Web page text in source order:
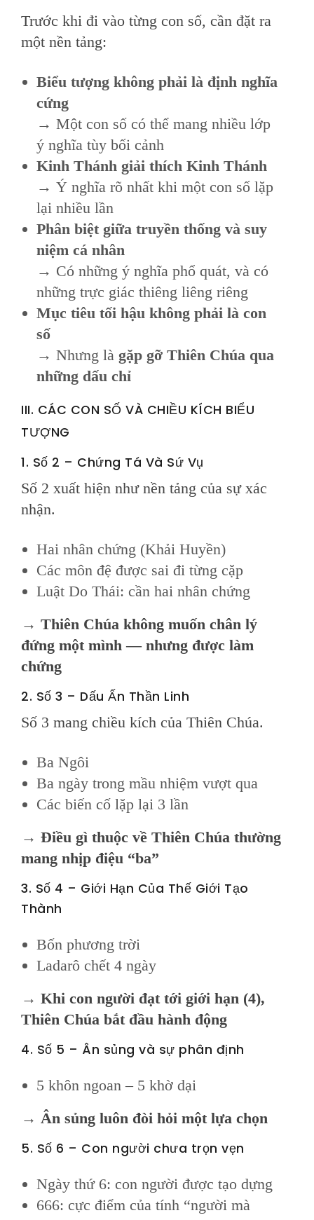
Trước khi đi vào từng con số, cần đặt ra
một nền tảng:
Biểu tượng không phải là định nghĩa
cứng
→ Một con số có thể mang nhiều lớp
ý nghĩa tùy bối cảnh
Kinh Thánh giải thích Kinh Thánh
→ Ý nghĩa rõ nhất khi một con số lặp
lại nhiều lần
Phân biệt giữa truyền thống và suy
niệm cá nhân
→ Có những ý nghĩa phổ quát, và có
những trực giác thiêng liêng riêng
Mục tiêu tối hậu không phải là con
số
→ Nhưng là gặp gỡ Thiên Chúa qua
những dấu chỉ
III. CÁC CON SỐ VÀ CHIỀU KÍCH BIỂU
TƯỢNG
1. Số 2 – Chứng Tá Và Sứ Vụ
Số 2 xuất hiện như nền tảng của sự xác
nhận.
Hai nhân chứng (Khải Huyền)
Các môn đệ được sai đi từng cặp
Luật Do Thái: cần hai nhân chứng
→ Thiên Chúa không muốn chân lý
đứng một mình — nhưng được làm
chứng
2. Số 3 – Dấu Ấn Thần Linh
Số 3 mang chiều kích của Thiên Chúa.
Ba Ngôi
Ba ngày trong mầu nhiệm vượt qua
Các biến cố lặp lại 3 lần
→ Điều gì thuộc về Thiên Chúa thường
mang nhịp điệu “ba”
3. Số 4 – Giới Hạn Của Thế Giới Tạo
Thành
Bốn phương trời
Ladarô chết 4 ngày
→ Khi con người đạt tới giới hạn (4),
Thiên Chúa bắt đầu hành động
4. Số 5 – Ân sủng và sự phân định
5 khôn ngoan – 5 khờ dại
→ Ân sủng luôn đòi hỏi một lựa chọn
5. Số 6 – Con người chưa trọn vẹn
Ngày thứ 6: con người được tạo dựng
666: cực điểm của tính “người mà